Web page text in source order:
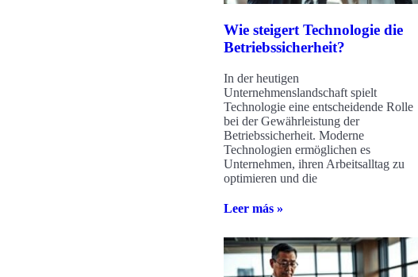
Wie steigert Technologie die
Betriebssicherheit?
In der heutigen
Unternehmenslandschaft spielt
Technologie eine entscheidende Rolle
bei der Gewährleistung der
Betriebssicherheit. Moderne
Technologien ermöglichen es
Unternehmen, ihren Arbeitsalltag zu
optimieren und die
Leer más »